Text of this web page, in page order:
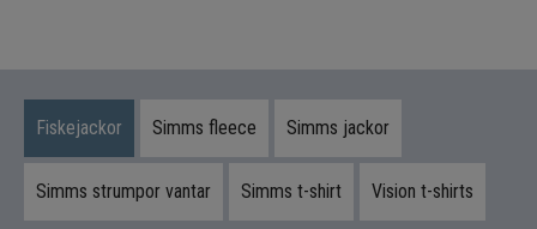
Flugfiskevästar
Fiskejackor Simms fleece Simms jackor
Simms strumpor vantar Simms t-shirt Vision t-shirts